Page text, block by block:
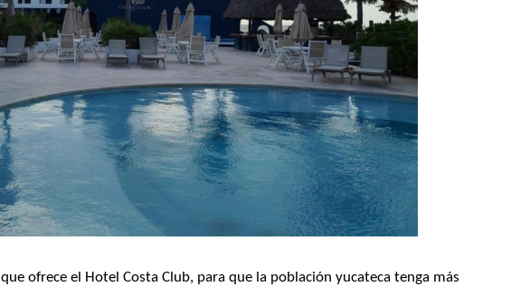
que ofrece el Hotel Costa Club, para que la población yucateca tenga más